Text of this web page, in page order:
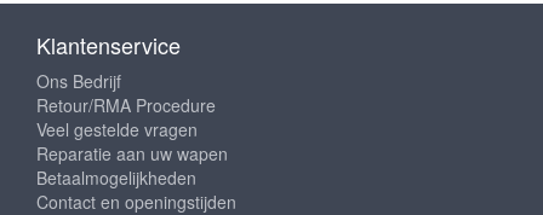
Klantenservice
Ons Bedrijf
Retour/RMA Procedure
Veel gestelde vragen
Reparatie aan uw wapen
Betaalmogelijkheden
Contact en openingstijden